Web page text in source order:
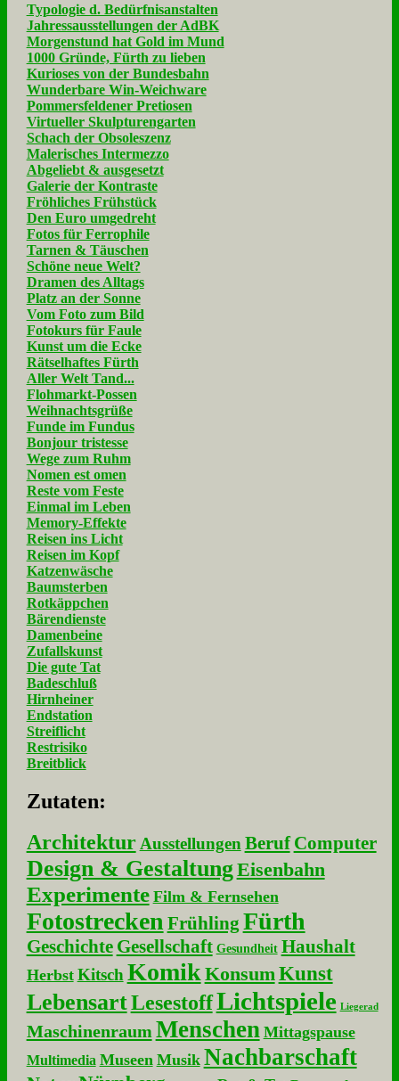
Typologie d. Bedürfnisanstalten
Jahressausstellungen der AdBK
Morgenstund hat Gold im Mund
1000 Gründe, Fürth zu lieben
Kurioses von der Bundesbahn
Wunderbare Win-Weichware
Pommersfeldener Pretiosen
Virtueller Skulpturengarten
Schach der Obsoleszenz
Malerisches Intermezzo
Abgeliebt & ausgesetzt
Galerie der Kontraste
Fröhliches Frühstück
Den Euro umgedreht
Fotos für Ferrophile
Tarnen & Täuschen
Schöne neue Welt?
Dramen des Alltags
Platz an der Sonne
Vom Foto zum Bild
Fotokurs für Faule
Kunst um die Ecke
Rätselhaftes Fürth
Aller Welt Tand...
Flohmarkt-Possen
Weihnachtsgrüße
Funde im Fundus
Bonjour tristesse
Wege zum Ruhm
Nomen est omen
Reste vom Feste
Einmal im Leben
Memory-Effekte
Reisen ins Licht
Reisen im Kopf
Katzenwäsche
Baumsterben
Rotkäppchen
Bärendienste
Damenbeine
Zufallskunst
Die gute Tat
Badeschluß
Hirnheiner
Endstation
Streiflicht
Restrisiko
Breitblick
Zu­ta­ten:
Architektur Ausstellungen Beruf Computer
Design & GestaltungEisenbahn
Experimente Film & Fernsehen
Fotostrecken Frühling Fürth
Geschichte Gesellschaft Gesundheit Haushalt
Herbst Kitsch KomikKonsumKunst
LebensartLesestoffLichtspiele Liegerad
Maschinenraum Menschen Mittagspause
Multimedia Museen Musik Nachbarschaft